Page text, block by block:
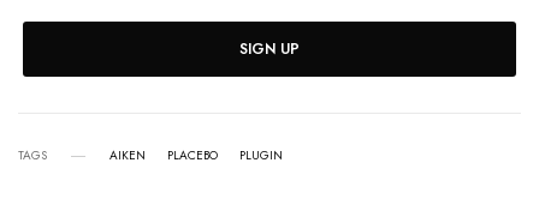
SIGN UP
TAGS AIKEN PLACEBO PLUGIN